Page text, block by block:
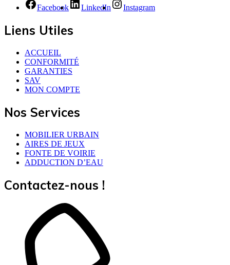
Facebook LinkedIn Instagram
Liens Utiles
ACCUEIL
CONFORMITÉ
GARANTIES
SAV
MON COMPTE
Nos Services
MOBILIER URBAIN
AIRES DE JEUX
FONTE DE VOIRIE
ADDUCTION D’EAU
Contactez-nous !